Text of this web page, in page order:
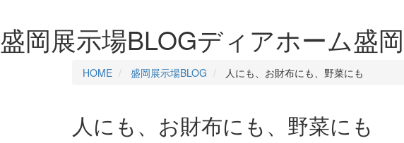
盛岡展示場BLOGディアホーム盛
HOME 盛岡展示場BLOG 人にも、お財布にも、野菜にも
人にも、お財布にも、野菜にも